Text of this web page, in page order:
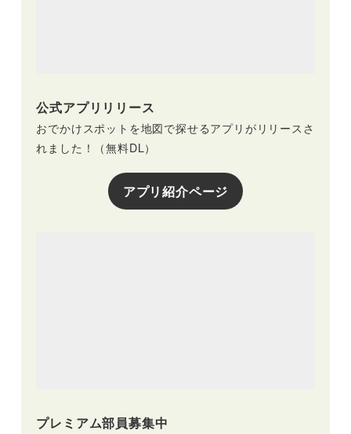
公式アプリリリース
おでかけスポットを地図で探せるアプリがリリースさ
れました！（無料DL）
アプリ紹介ページ
プレミアム部員募集中